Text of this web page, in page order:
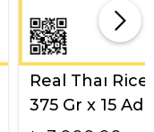
Real Thaı
375 Gr x 15 Ad